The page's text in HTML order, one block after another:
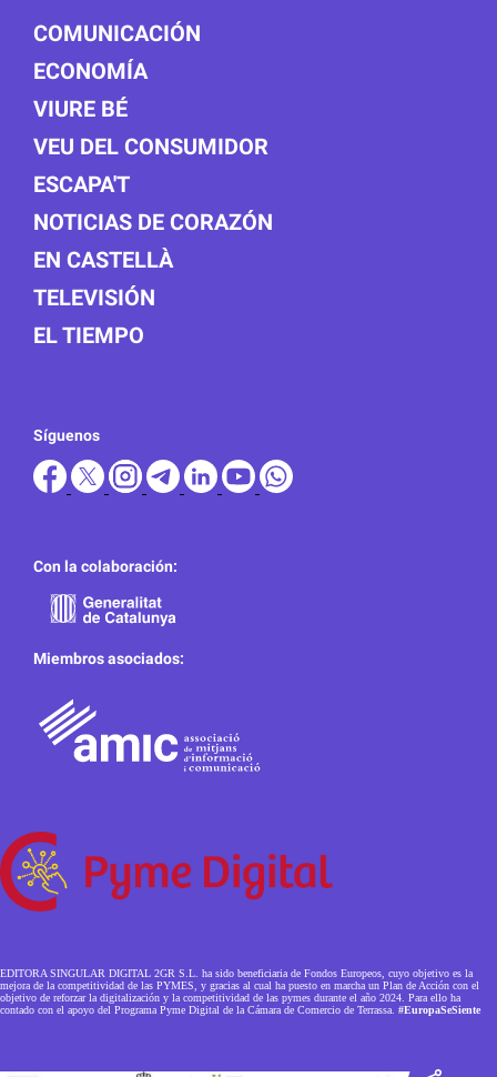
COMUNICACIÓN
ECONOMÍA
VIURE BÉ
VEU DEL CONSUMIDOR
ESCAPA'T
NOTICIAS DE CORAZÓN
EN CASTELLÀ
TELEVISIÓN
EL TIEMPO
Síguenos
Con la colaboración:
Miembros asociados:
EDITORA SINGULAR DIGITAL 2GR S.L. ha sido beneficiaria de Fondos Europeos, cuyo objetivo es la
mejora de la competitividad de las PYMES, y gracias al cual ha puesto en marcha un Plan de Acción con el
objetivo de reforzar la digitalización y la competitividad de las pymes durante el año 2024. Para ello ha
contado con el apoyo del Programa Pyme Digital de la Cámara de Comercio de Terrassa. #EuropaSeSiente